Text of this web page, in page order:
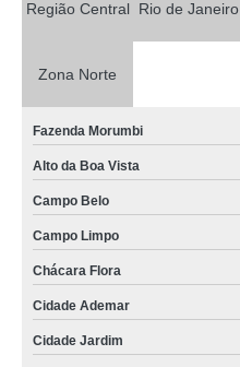
Região Central Rio de Janeiro
Zona Norte
Fazenda Morumbi
Alto da Boa Vista
Campo Belo
Campo Limpo
Chácara Flora
Cidade Ademar
Cidade Jardim